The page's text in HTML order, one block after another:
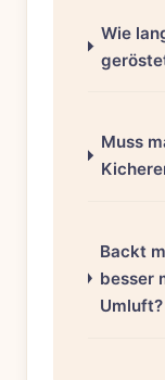
Wie
Muss
Backt
besser
Umluft?